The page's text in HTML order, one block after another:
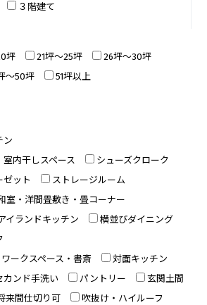
３階建て
坪 21坪～25坪
26坪～30坪
～50坪 51坪以上
ン
内干しスペース
シューズクローク
ゼット
ストレージルーム
室・洋間畳敷き・畳コーナー
イランドキッチン
横並びダイニング
ークスペース・書斎
対面キッチン
カンド手洗い
パントリー
玄関土間
来間仕切り可 吹抜け・ハイルーフ